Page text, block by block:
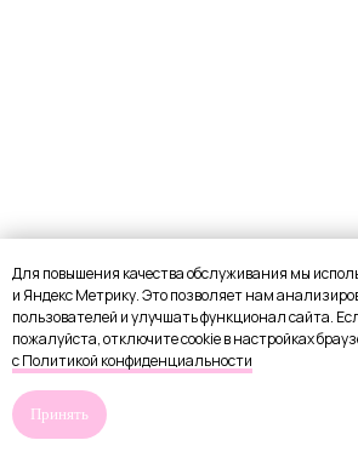
Для повышения качества обслуживания мы
и Яндекс Метрику. Это позволяет нам
пользователей и улучшать функционал сайта.
пожалуйста, отключите cookie в настройках
с Политикой конфиденциальности
Принять